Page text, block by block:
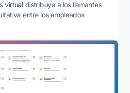
virtual distribuye a los llamantes
entre los empleados